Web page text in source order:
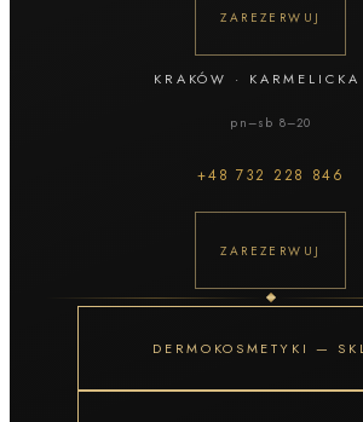
ZAREZERWUJ
KRAKÓW ·
pn–sb 8–20
+48732 228 846
ZAREZERWUJ
DERMOKOSMETYKI —